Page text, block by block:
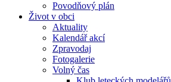
Povodňový plán
Život v obci
Aktuality
Kalendář akcí
Zpravodaj
Fotogalerie
Volný čas